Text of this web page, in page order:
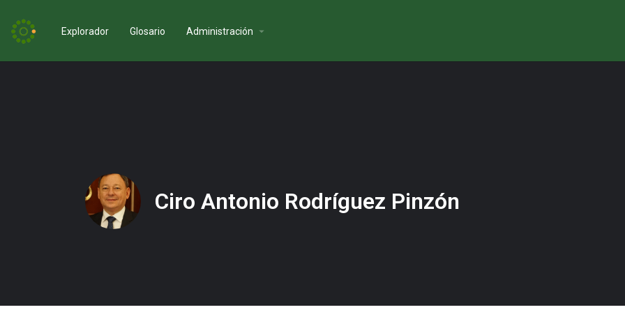
Explorador Glosario Administración
Ciro Antonio Rodríguez Pinzón